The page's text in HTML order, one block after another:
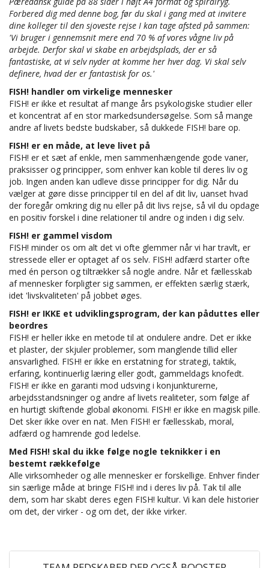
Forbered dig med denne bog, før du skal i gang med at invitere
dine kolleger til den sjoveste rejse I kan tage afsted på sammen:
'Vi bruger i gennemsnit mere end 70 % af vores vågne liv på
arbejde. Derfor skal vi skabe en arbejdsplads, der er så
fantastiske, at vi selv nyder at komme her hver dag. Vi skal selv
definere, hvad der er fantastisk for os.'
FISH! handler om virkelige mennesker
FISH! er ikke et resultat af mange års psykologiske studier eller
et koncentrat af en stor markedsundersøgelse. Som så mange
andre af livets bedste budskaber, så dukkede FISH! bare op.
FISH! er en måde, at leve livet på
FISH! er et sæt af enkle, men sammenhængende gode vaner,
praksisser og principper, som enhver kan koble til deres liv og
job. Ingen anden kan udleve disse principper for dig. Når du
vælger at gøre disse principper til en del af dit liv, uanset hvad
der foregår omkring dig nu eller på dit livs rejse, så vil du opdage
en positiv forskel i dine relationer til andre og inden i dig selv.
FISH! er gammel visdom
FISH! minder os om alt det vi ofte glemmer når vi har travlt, er
stressede eller er optaget af os selv. FISH! adfærd starter ofte
med én person og tiltrækker så nogle andre. Når et fællesskab
af mennesker forpligter sig sammen, er effekten særlig stærk,
idet 'livskvaliteten' på jobbet øges.
FISH! er IKKE et udviklingsprogram, der kan påduttes eller
beordres
FISH! er heller ikke en metode til at ondulere andre. Det er ikke
et plaster, der skjuler problemer, som manglende tillid eller
ansvarlighed. FISH! er ikke en erstatning for strategi, taktik,
erfaring, kontinuerlig læring eller godt, gammeldags knofedt.
FISH! er ikke en garanti mod udsving i konjunkturerne,
arbejdsstandsninger og andre af livets realiteter, som følge af
en hurtigt skiftende global økonomi. FISH! er ikke en magisk pille.
Det sker ikke over en nat. Men FISH! er fællesskab, moral,
adfærd og hamrende god ledelse.
Med FISH! skal du ikke følge nogle teknikker i en
bestemt rækkefølge
Alle virksomheder og alle mennesker er forskellige. Enhver finder
sin særlige måde at bringe FISH! ind i deres liv på. Tak til alle
dem, som har skabt deres egen FISH! kultur. Vi kan dele historier
om det, der virker - og om det, der ikke virker.